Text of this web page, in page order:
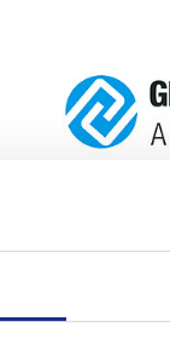
Alleanza
freddo